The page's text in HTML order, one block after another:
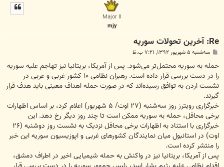
Major II
mjy
Re: آخرين تحولات سوريه
پ
ت
سه‌شنبه ۵ شهریور ۱۳۹۲, ۷:۲۱ ب.ظ
حمله به سوریه محتمل‌تر می‌شود. پس از آمریکا، بریتانیا نیز تهاجم علیه سوریه
را در دست بررسی قرار داده است. رهبران نظامی ۱۰ کشور غربی و عربی در
نشست اردن به توافق رسیده‌اند که در صورت حمله اهداف معینی باید هدف قرار
گیرند.
خبرگزاری رویترز روز سه‌شنبه (۲۷ اوت/ ۵ شهریور) اعلام کرد، بر اساس اظهارات
برخی محافل، حمله به سوریه ممکن است تا چند روز دیگر رخ دهد. این
خبرگزاری با استناد به اظهارات برخی محافل نزدیک به نشست روز دوشنبه (۲۶
اوت) در استانبول میان نمایندگان کشورهای غربی و اپوزیسیون سوریه این خبر
را منتشر کرده است.
پس از آمریکا، بریتانیا نیز در واکنش به حمله شیمیایی اخیر در اطراف دمشق،